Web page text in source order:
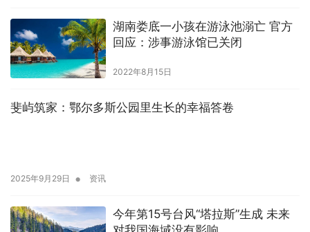
湖南娄底一小孩在游泳池溺亡 官方
回应：涉事游泳馆已关闭
2022年8月15日
斐屿筑家：鄂尔多斯公园里生长的幸福答卷
2025年9月29日 • 资讯
今年第15号台风“塔拉斯”生成 未来